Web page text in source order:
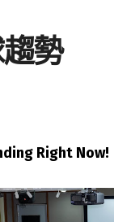
勢
Right Now!